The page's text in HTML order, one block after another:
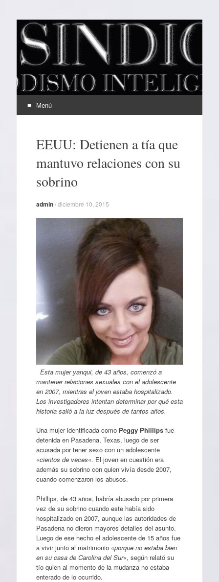
EL SINDICAL
Periodismo Inteligente
Menú
contenidoEEUU: Detienen a tía que
mantuvo relaciones con su
sobrino
admin/diciembre 10, 2015
Esta mujer yanqui, de 43 años, comenzó a
mantener relaciones sexuales con el adolescente
en 2007, mientras el joven estaba hospitalizado.
Los investigadores intentan determinar por qué esta
historia salió a la luz después de tantos años.
Una mujer identificada como Peggy Phillips fue
detenida en Pasadena, Texas, luego de ser
acusada por tener sexo con un adolescente
«cientos de veces«. El joven en cuestión era
además su sobrino con quien vivía desde 2007,
cuando comenzaron los abusos.
Phillips, de 43 años, habría abusado por primera
vez de su sobrino cuando este había sido
hospitalizado en 2007, aunque las autoridades de
Pasadena no dieron mayores detalles del asunto.
Luego de ese hecho el adolescente de 15 años fue
a vivir junto al matrimonio «porque no estaba bien
en su casa de Carolina del Sur«, según relató su
tío quien al momento de la mudanza no estaba
enterado de lo ocurrido.